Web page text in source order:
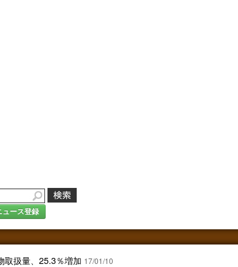
ュース登録
取扱量、25.3％増加 17/01/10